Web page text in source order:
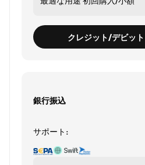
クレジット/デビッ
銀行振込
サポート: